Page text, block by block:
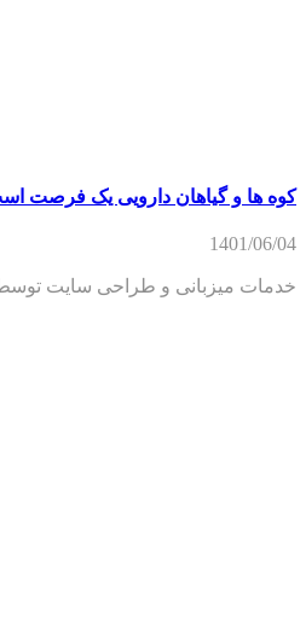
کوه ها و گیاهان دارویی یک فرصت
1401/06/04
خدمات میزبانی و طراحی سایت